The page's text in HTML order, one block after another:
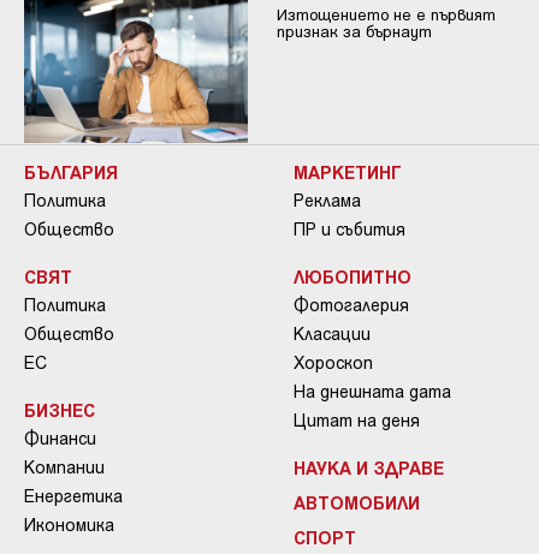
Изтощението не е първият
признак за бърнаут
БЪЛГАРИЯ
Политика
Общество
СВЯТ
Политика
Общество
ЕС
БИЗНЕС
Финанси
Компании
Енергетика
Икономика
МАРКЕТИНГ
Реклама
ПР и събития
ЛЮБОПИТНО
Фотогалерия
Класации
Хороскоп
На днешната дата
Цитат на деня
НАУКА И ЗДРАВЕ
АВТОМОБИЛИ
СПОРТ